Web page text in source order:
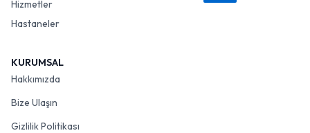
Hizmetler
Hastaneler
KURUMSAL
Hakkımızda
Bize Ulaşın
Gizlilik Politikası